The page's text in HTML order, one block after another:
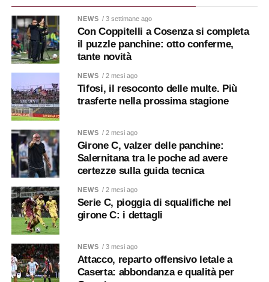
NEWS / 3 settimane ago
Con Coppitelli a Cosenza si completa
il puzzle panchine: otto conferme,
tante novità
NEWS / 2 mesi ago
Tifosi, il resoconto delle multe. Più
trasferte nella prossima stagione
NEWS / 2 mesi ago
Girone C, valzer delle panchine:
Salernitana tra le poche ad avere
certezze sulla guida tecnica
NEWS / 2 mesi ago
Serie C, pioggia di squalifiche nel
girone C: i dettagli
NEWS / 3 mesi ago
Attacco, reparto offensivo letale a
Caserta: abbondanza e qualità per